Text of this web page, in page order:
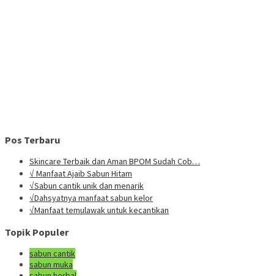
Pos Terbaru
Skincare Terbaik dan Aman BPOM Sudah Cob…
√ Manfaat Ajaib Sabun Hitam
√Sabun cantik unik dan menarik
√Dahsyatnya manfaat sabun kelor
√Manfaat temulawak untuk kecantikan
Topik Populer
sabun cantik
sabun muka